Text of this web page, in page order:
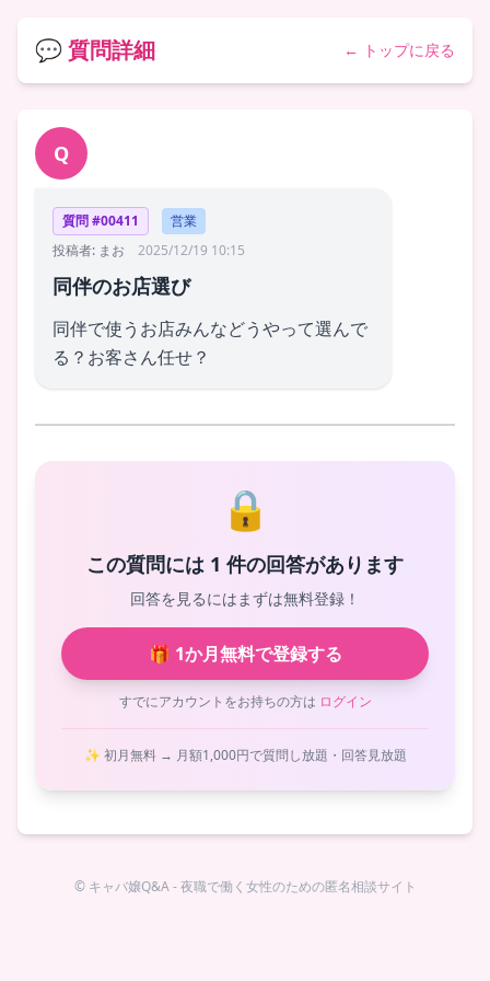
💬 質問詳細 ← トップに戻る
Q
質問 #00411
営業
投稿者: まお
2025/12/19 10:15
同伴のお店選び
同伴で使うお店みんなどうやって選んで
る？お客さん任せ？
🔒
この質問には 1 件の回答があります
回答を見るにはまずは無料登録！
🎁 1か月無料で登録する
すでにアカウントをお持ちの方は ログイン
✨ 初月無料 → 月額1,000円で質問し放題・回答見放題
© キャバ嬢Q&A - 夜職で働く女性のための匿名相談サイト